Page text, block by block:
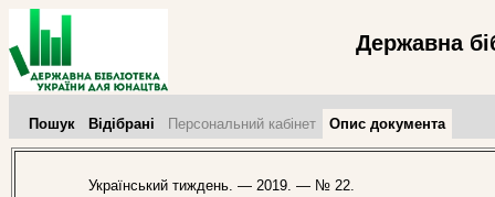
Державна
Пошук Відібрані Персональний кабінет Опис документа
Український тиждень. — 2019. — № 22.